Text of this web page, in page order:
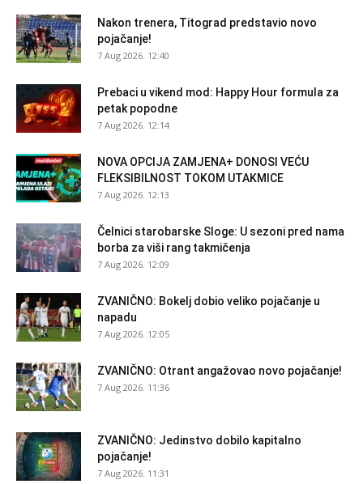
Nakon trenera, Titograd predstavio novo
pojačanje!
7 Aug 2026. 12:40
Prebaci u vikend mod: Happy Hour formula za
petak popodne
7 Aug 2026. 12:14
NOVA OPCIJA ZAMJENA+ DONOSI VEĆU
FLEKSIBILNOST TOKOM UTAKMICE
7 Aug 2026. 12:13
Čelnici starobarske Sloge: U sezoni pred nama
borba za viši rang takmičenja
7 Aug 2026. 12:09
ZVANIČNO: Bokelj dobio veliko pojačanje u
napadu
7 Aug 2026. 12:05
ZVANIČNO: Otrant angažovao novo pojačanje!
7 Aug 2026. 11:36
ZVANIČNO: Jedinstvo dobilo kapitalno
pojačanje!
7 Aug 2026. 11:31